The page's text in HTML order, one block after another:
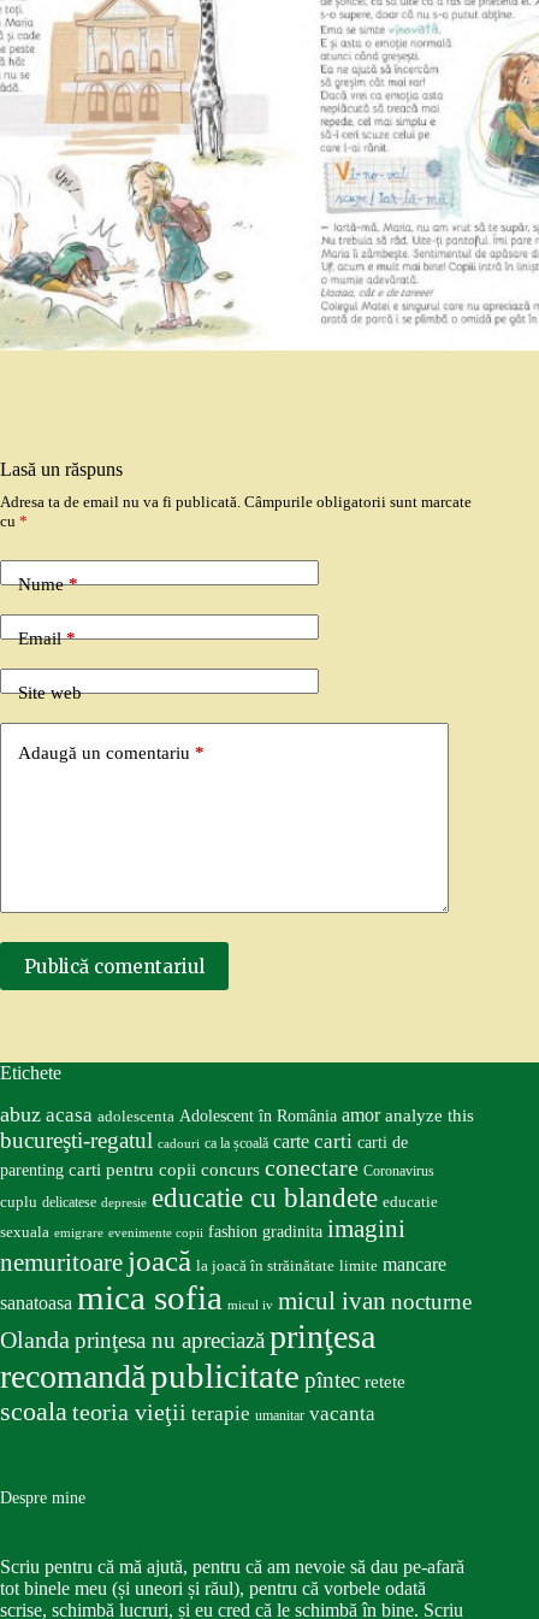
Lasă un răspuns
Adresa ta de email nu va fi publicată. Câmpurile obligatorii sunt marcate
cu *
Nume*
Email*
Site web
Adaugă un comentariu *
Publică comentariul
Etichete
abuz acasa adolescenta Adolescent în România amor analyze this
bucureşti-regatul cadouri ca la școală carte carti carti de
parenting carti pentru copii concurs conectare Coronavirus
cuplu delicatese depresie educatie cu blandete educatie
sexuala emigrare evenimente copii fashion gradinita imagini
nemuritoare joacă la joacă în străinătate limite mancare
sanatoasa mica sofia micul iv micul ivan nocturne
Olandaprinţesa nu apreciazăprinţesa
recomandăpublicitate pîntec retete
scoalateoria vieţii terapie umanitar vacanta
Despre mine
Scriu pentru că mă ajută, pentru că am nevoie să dau pe-afară
tot binele meu (și uneori și răul), pentru că vorbele odată
scrise, schimbă lucruri, și eu cred că le schimbă în bine. Scriu